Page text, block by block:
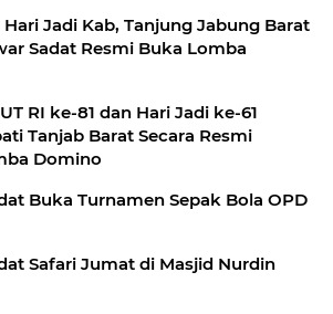
Hari Jadi Kab, Tanjung Jabung Barat
RI ke-81 dan Hari Jadi ke-61
Tanjab Barat Secara Resmi
Domino
OPD
Safari Jumat di Masjid Nurdin